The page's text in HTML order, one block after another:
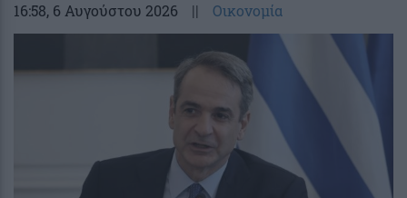
16:58, 6 Αυγούστου 2026 || Οικονομία